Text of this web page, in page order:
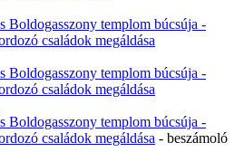
Boldogasszony templom búcsúja -
családok megáldása
Boldogasszony templom búcsúja -
családok megáldása
Boldogasszony templom búcsúja -
családok megáldása - beszámoló